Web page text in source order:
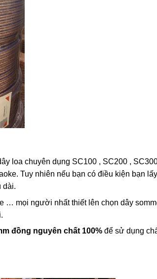
loa chuyên dụng SC100 , SC200 ,
Tuy nhiên nếu bạn có điều kiện bạn
dài.
… mọi người nhất thiết lên chọn dây
đồng nguyên chất 100%để sử dụng